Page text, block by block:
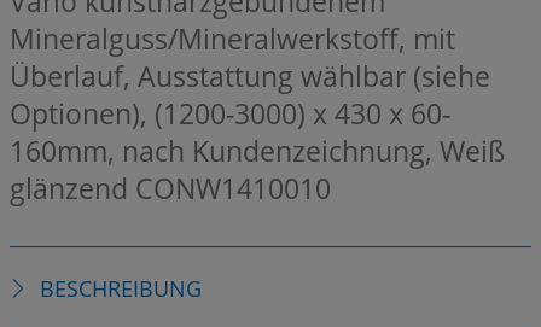
Mineralguss/Mineralwerkstoff, mit
Überlauf, Ausstattung wählbar (siehe
Optionen), (1200-3000) x 430 x 60-
160mm, nach Kundenzeichnung, Weiß
glänzend CONW1410010
BESCHREIBUNG